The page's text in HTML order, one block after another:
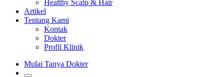
Healthy Scalp & Hair
Artikel
Tentang Kami
Kontak
Dokter
Profil Klinik
Mulai Tanya Dokter